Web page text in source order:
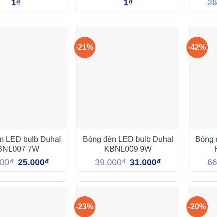
1₫ 1₫
LED bulb Duhal
7W
₫ Giá
gốc
là:
32.000₫.
25.000₫Giá
tại
là:
-21%
Bóng đèn LED bulb Duhal
KBNL009 9W
39.000₫ Giá
gốc
là:
39.000₫.
31.000₫Giá
tại
là:
-42%
Bóng
-23% -20%